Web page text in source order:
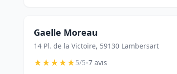
Gaelle Moreau
14 Pl. de la Victoire, 59130 Lambersart
★★★★★5/5•7 avis